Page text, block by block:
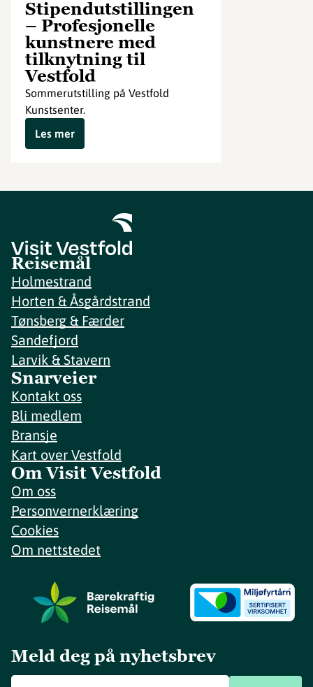
Stipendutstillingen
– Profesjonelle
kunstnere med
tilknytning til
Vestfold
Sommerutstilling på Vestfold
Kunstsenter.
Les mer
Reisemål
Holmestrand
Horten & Åsgårdstrand
Tønsberg & Færder
Sandefjord
Larvik & Stavern
Snarveier
Kontakt oss
Bli medlem
Bransje
Kart over Vestfold
Om Visit Vestfold
Om oss
Personvernerklæring
Cookies
Om nettstedet
Meld deg på nyhetsbrev